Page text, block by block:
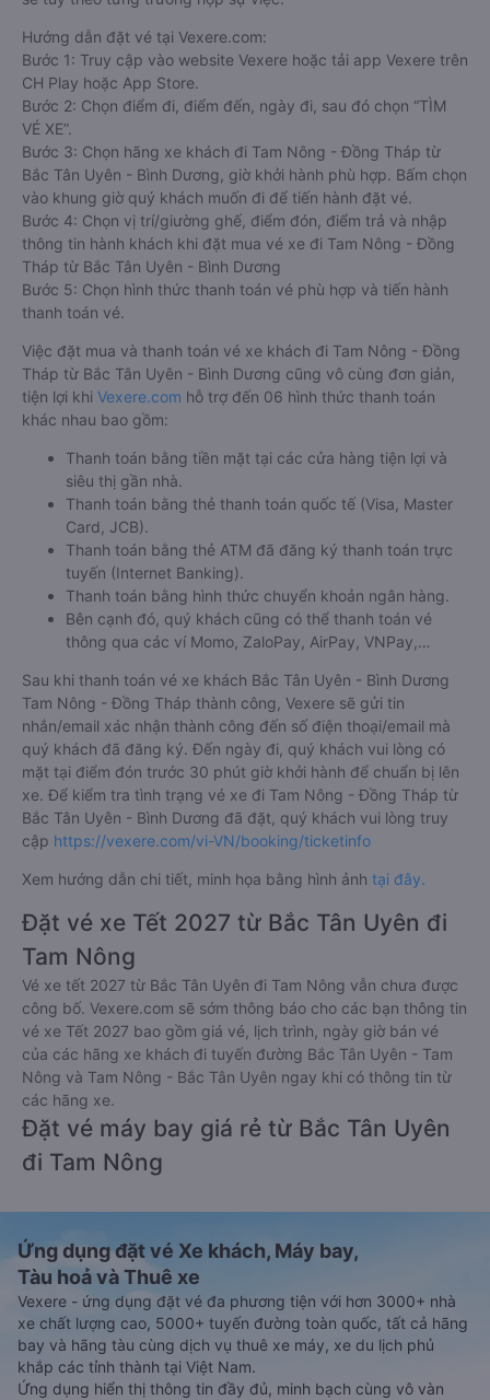
Hướng dẫn đặt vé tại Vexere.com:
Bước 1: Truy cập vào website Vexere hoặc tải app Vexere trên
CH Play hoặc App Store.
Bước 2: Chọn điểm đi, điểm đến, ngày đi, sau đó chọn “TÌM
VÉ XE”.
Bước 3: Chọn hãng xe khách đi Tam Nông - Đồng Tháp từ
Bắc Tân Uyên - Bình Dương, giờ khởi hành phù hợp. Bấm chọn
vào khung giờ quý khách muốn đi để tiến hành đặt vé.
Bước 4: Chọn vị trí/giường ghế, điểm đón, điểm trả và nhập
thông tin hành khách khi đặt mua vé xe đi Tam Nông - Đồng
Tháp từ Bắc Tân Uyên - Bình Dương
Bước 5: Chọn hình thức thanh toán vé phù hợp và tiến hành
thanh toán vé.
Việc đặt mua và thanh toán vé xe khách đi Tam Nông - Đồng
Tháp từ Bắc Tân Uyên - Bình Dương cũng vô cùng đơn giản,
tiện lợi khi Vexere.com hỗ trợ đến 06 hình thức thanh toán
khác nhau bao gồm:
Thanh toán bằng tiền mặt tại các cửa hàng tiện lợi và
siêu thị gần nhà.
Thanh toán bằng thẻ thanh toán quốc tế (Visa, Master
Card, JCB).
Thanh toán bằng thẻ ATM đã đăng ký thanh toán trực
tuyến (Internet Banking).
Thanh toán bằng hình thức chuyển khoản ngân hàng.
Bên cạnh đó, quý khách cũng có thể thanh toán vé
thông qua các ví Momo, ZaloPay, AirPay, VNPay,…
Sau khi thanh toán vé xe khách Bắc Tân Uyên - Bình Dương
Tam Nông - Đồng Tháp thành công, Vexere sẽ gửi tin
nhắn/email xác nhận thành công đến số điện thoại/email mà
quý khách đã đăng ký. Đến ngày đi, quý khách vui lòng có
mặt tại điểm đón trước 30 phút giờ khởi hành để chuẩn bị lên
xe. Để kiểm tra tình trạng vé xe đi Tam Nông - Đồng Tháp từ
Bắc Tân Uyên - Bình Dương đã đặt, quý khách vui lòng truy
cập https://vexere.com/vi-VN/booking/ticketinfo
Xem hướng dẫn chi tiết, minh họa bằng hình ảnh tại đây.
Đặt vé xe Tết 2027 từ Bắc Tân Uyên đi
Tam Nông
Vé xe tết 2027 từ Bắc Tân Uyên đi Tam Nông vẫn chưa được
công bố. Vexere.com sẽ sớm thông báo cho các bạn thông tin
vé xe Tết 2027 bao gồm giá vé, lịch trình, ngày giờ bán vé
của các hãng xe khách đi tuyến đường Bắc Tân Uyên - Tam
Nông và Tam Nông - Bắc Tân Uyên ngay khi có thông tin từ
các hãng xe.
Đặt vé máy bay giá rẻ từ Bắc Tân Uyên
đi Tam Nông
Ứng dụng đặt vé Xe khách, Máy bay,
Tàu hoả và Thuê xe
Vexere - ứng dụng đặt vé đa phương tiện với hơn 3000+ nhà
xe chất lượng cao, 5000+ tuyến đường toàn quốc, tất cả hãng
bay và hãng tàu cùng dịch vụ thuê xe máy, xe du lịch phủ
khắp các tỉnh thành tại Việt Nam.
Ứng dụng hiển thị thông tin đầy đủ, minh bạch cùng vô vàn